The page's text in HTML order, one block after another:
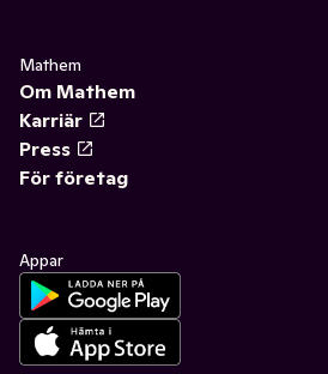
Mathem
Om Mathem
Karriär
Press
För företag
Appar